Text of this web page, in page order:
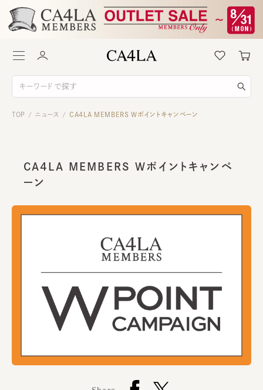
TOP / ニュース / CA4LA MEMBERS Wポイントキャンペーン
CA4LA MEMBERS Wポイントキャンペ
ーン